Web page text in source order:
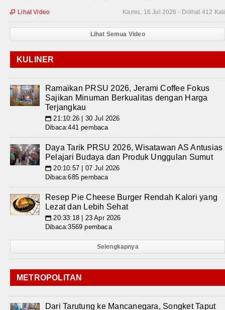
Kamis, 16 Jul 2026 - Dilihat 412 Kali
 Lihat Video
Lihat Semua Video
KULINER
Ramaikan PRSU 2026, Jerami Coffee Fokus
Sajikan Minuman Berkualitas dengan Harga
Terjangkau
📅 21:10:26 | 30 Jul 2026
Dibaca:441 pembaca
Daya Tarik PRSU 2026, Wisatawan AS Antusias
Pelajari Budaya dan Produk Unggulan Sumut
📅 20:10:57 | 07 Jul 2026
Dibaca:685 pembaca
Resep Pie Cheese Burger Rendah Kalori yang
Lezat dan Lebih Sehat
📅 20:33:18 | 23 Apr 2026
Dibaca:3569 pembaca
Selengkapnya
METROPOLITAN
Dari Tarutung ke Mancanegara, Songket Taput